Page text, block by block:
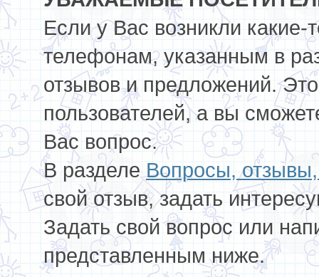
Если у Вас возникли
телефонам, указанным в
отзывов и предложений.
пользователей, а вы
Вас вопрос.
В разделе Вопросы,
свой отзыв, задать
Задать свой вопрос или
представленным ниже.